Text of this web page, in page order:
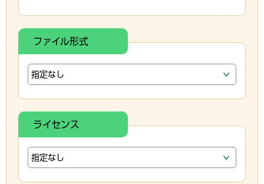
ファイル形式
ライセンス